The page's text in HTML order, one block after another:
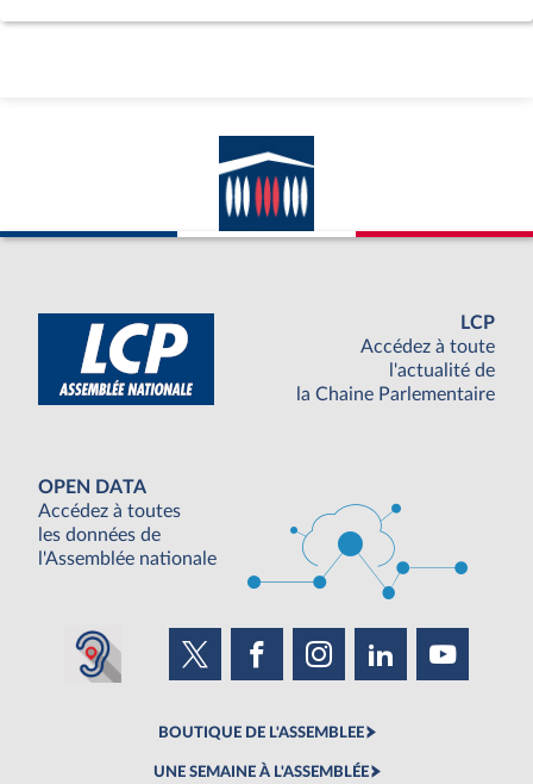
LCP
Accédez à toute
l'actualité de
la Chaine Parlementaire
OPEN DATA
Accédez à toutes
les données de
l'Assemblée nationale
BOUTIQUE DE L'ASSEMBLEE
UNE SEMAINE À L'ASSEMBLÉE